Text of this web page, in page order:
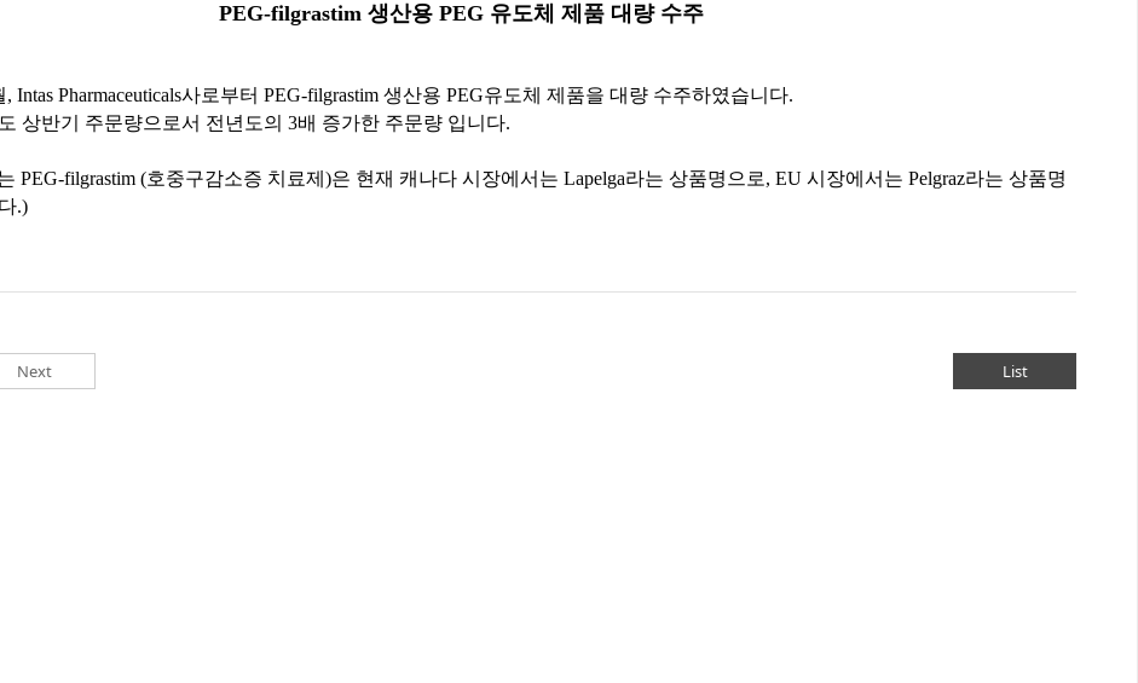
PEG-filgrastim 생산용 PEG 유도체 제품 대량 수주
Intas Pharmaceuticals사로부터 PEG-filgrastim 생산용 PEG유도체 제품을 대량 수주하였습니다.
상반기 주문량으로서 전년도의 3배 증가한 주문량 입니다.
PEG-filgrastim (호중구감소증 치료제)은 현재 캐나다 시장에서는 Lapelga라는 상품명으로, EU 시장에서는 Pelgraz라는 상품명
.)
Next List